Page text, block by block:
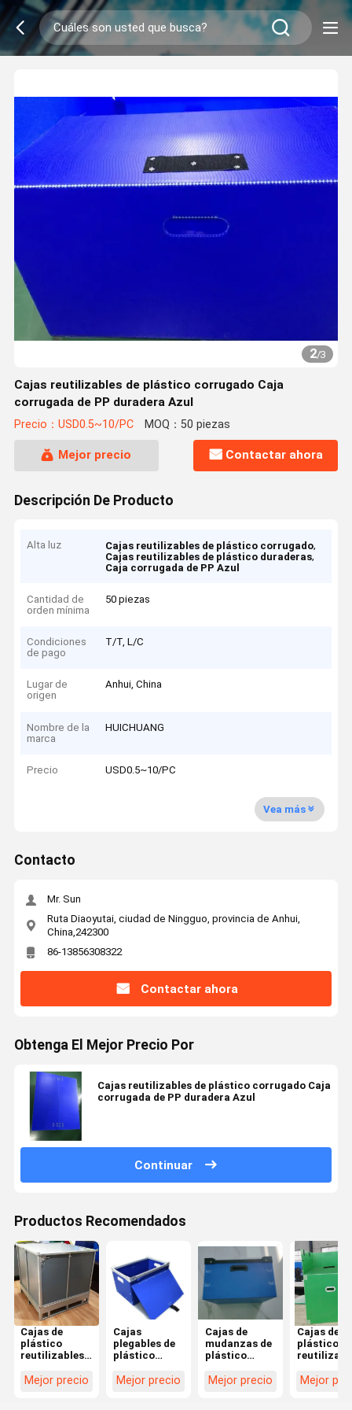
2/3
Cajas reutilizables de plástico corrugado Caja
corrugada de PP duradera Azul
Precio：USD0.5~10/PC MOQ：50 piezas
Mejor precio Contactar ahora
Descripción De Producto
Alta luz Cajas reutilizables de plástico corrugado,
Cajas reutilizables de plástico duraderas,
Caja corrugada de PP Azul
Cantidad de
orden mínima
50 piezas
Condiciones
de pago
T/T, L/C
Lugar de
origen
Anhui, China
Nombre de la
marca
HUICHUANG
Precio USD0.5~10/PC
Vea más
Contacto
Mr. Sun
Ruta Diaoyutai, ciudad de Ningguo, provincia de Anhui,
China,242300
86-13856308322
Contactar ahora
Obtenga El Mejor Precio Por
Cajas reutilizables de plástico corrugado Caja
corrugada de PP duradera Azul
Continuar
Productos Recomendados
Cajas de
plástico
reutilizables
apilables
Mejor precio
Cajas
plegables de
plástico
duradero,
Mejor precio
Cajas de
mudanzas de
plástico
personalizadas
Mejor precio
Cajas de
plástico
/ azul
Mejor